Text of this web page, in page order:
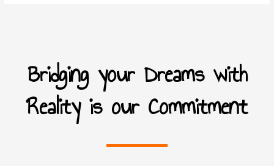
Bridging your Dreams with
Reality is our Commitment